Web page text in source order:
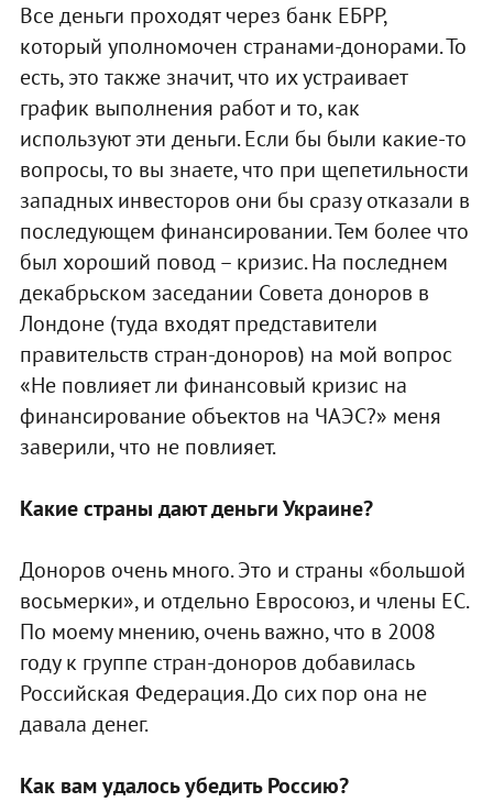
Все деньги проходят через банк ЕБРР,
который уполномочен странами-донорами. То
есть, это также значит, что их устраивает
график выполнения работ и то, как
используют эти деньги. Если бы были какие-то
вопросы, то вы знаете, что при щепетильности
западных инвесторов они бы сразу отказали в
последующем финансировании. Тем более что
был хороший повод – кризис. На последнем
декабрьском заседании Совета доноров в
Лондоне (туда входят представители
правительств стран-доноров) на мой вопрос
«Не повлияет ли финансовый кризис на
финансирование объектов на ЧАЭС?» меня
заверили, что не повлияет.
Какие страны дают деньги Украине?
Доноров очень много. Это и страны «большой
восьмерки», и отдельно Евросоюз, и члены ЕС.
По моему мнению, очень важно, что в 2008
году к группе стран-доноров добавилась
Российская Федерация. До сих пор она не
давала денег.
Как вам удалось убедить Россию?